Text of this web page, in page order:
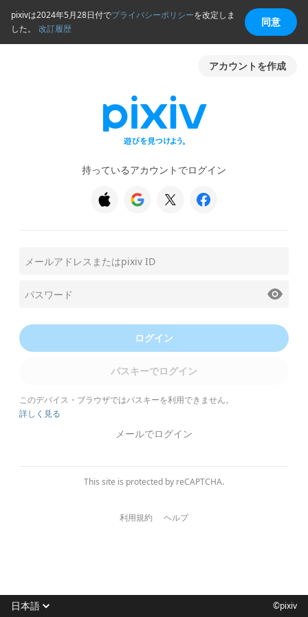
pixivは2024年5月28日付でプライバシーポリシーを改定しま
した。
改訂履歴
同意
アカウントを作成
持っているアカウントでログイン
ログイン
パスキーでログイン
このデバイス・ブラウザではパスキーを利用できません。
詳しく見る
メールでログイン
This site is protected by reCAPTCHA.
利用規約 ヘルプ
日本語 ©pixiv